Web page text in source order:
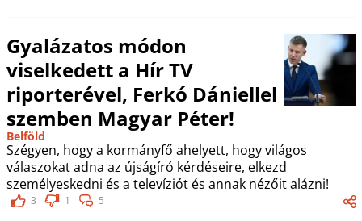
Gyalázatos módon
viselkedett a Hír TV
riporterével, Ferkó Dániellel
szemben Magyar Péter!
Belföld
Szégyen, hogy a kormányfő ahelyett, hogy világos
válaszokat adna az újságíró kérdéseire, elkezd
személyeskedni és a televíziót és annak nézőit alázni!
3 1 5